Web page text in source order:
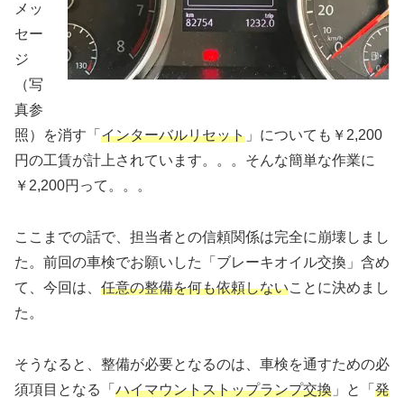
メッ
セー
ジ
（写
真参
照）を消す「 インターバルリセット 」についても￥2,200
円の工賃が計上されています。。。そんな簡単な作業に
￥2,200円って。。。
ここまでの話で、担当者との信頼関係は完全に崩壊しまし
た。前回の車検でお願いした「ブレーキオイル交換」含め
て、今回は、 任意の整備を何も依頼しないことに決めまし
た。
そうなると、整備が必要となるのは、車検を通すための必
須項目となる「 ハイマウントストップランプ交換 」と「 発